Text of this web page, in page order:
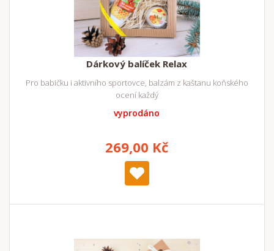
Dárkový balíček Relax
Pro babičku i aktivního sportovce, balzám z kaštanu koňského
ocení každý
vyprodáno
269,00 Kč